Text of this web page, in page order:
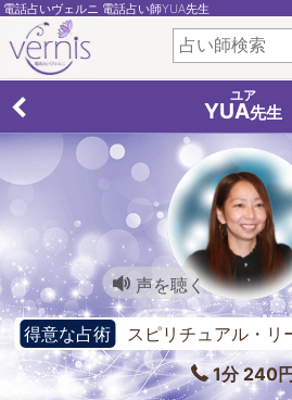
電話占いヴェルニ 電話占い師YUA先生
ユア
YUA先生
声を聴く
得意な占術
スピリチュアル・
オラクルカード
1分 240